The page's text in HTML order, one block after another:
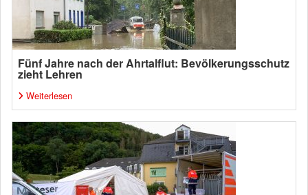
Fünf Jahre nach der Ahrtalflut: Bevölkerungsschutz
zieht Lehren
Weiterlesen